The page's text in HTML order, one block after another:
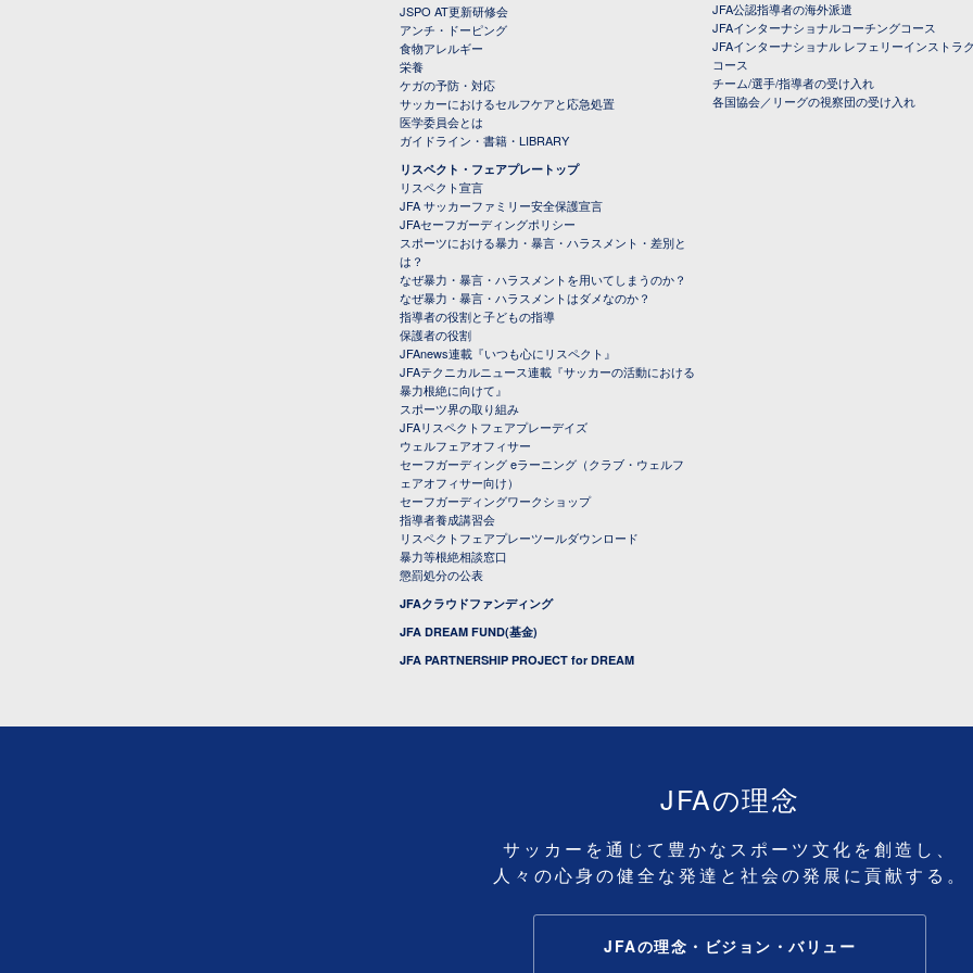
JSPO AT更新研修会
アンチ・ドーピング
食物アレルギー
栄養
ケガの予防・対応
サッカーにおけるセルフケアと応急処置
医学委員会とは
ガイドライン・書籍・LIBRARY
リスペクト・フェアプレートップ
リスペクト宣言
JFA サッカーファミリー安全保護宣言
JFAセーフガーディングポリシー
スポーツにおける暴力・暴言・ハラスメント・差別と
は？
なぜ暴力・暴言・ハラスメントを用いてしまうのか？
なぜ暴力・暴言・ハラスメントはダメなのか？
指導者の役割と子どもの指導
保護者の役割
JFAnews連載『いつも心にリスペクト』
JFAテクニカルニュース連載『サッカーの活動における
暴力根絶に向けて』
スポーツ界の取り組み
JFAリスペクトフェアプレーデイズ
ウェルフェアオフィサー
セーフガーディング eラーニング（クラブ・ウェルフ
ェアオフィサー向け）
セーフガーディングワークショップ
指導者養成講習会
リスペクトフェアプレーツールダウンロード
暴力等根絶相談窓口
懲罰処分の公表
JFAクラウドファンディング
JFA DREAM FUND(基金)
JFA PARTNERSHIP PROJECT for DREAM
JFA公認指導者の海外派遣
JFAインターナショナルコーチングコース
JFAインターナショナル レフェリーインストラ
コース
チーム/選手/指導者の受け入れ
各国協会／リーグの視察団の受け入れ
JFAの理念
サッカーを通じて豊かなスポーツ文化を創造し、
人々の心身の健全な発達と社会の発展に貢献する。
JFAの理念・ビジョン・バリュー